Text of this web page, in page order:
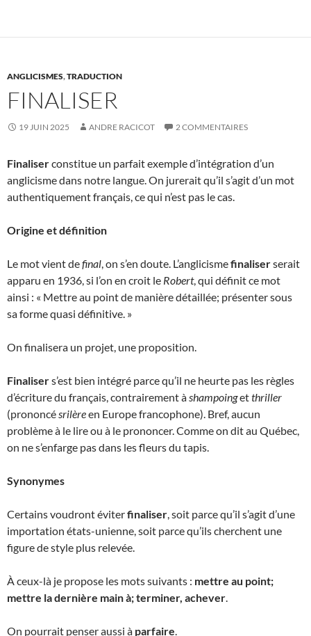
ANGLICISMES,TRADUCTION
FINALISER
19 JUIN 2025 ANDRE RACICOT 2 COMMENTAIRES
Finaliserconstitue un parfait exemple d’intégration d’un
anglicisme dans notre langue. On jurerait qu’il s’agit d’un mot
authentiquement français, ce qui n’est pas le cas.
Origine et définition
Le mot vient definal, on s’en doute. L’anglicismefinaliserserait
apparu en 1936, si l’on en croit le Robert, qui définit ce mot
ainsi : « Mettre au point de manière détaillée; présenter sous
sa forme quasi définitive. »
On finalisera un projet, une proposition.
Finalisers’est bien intégré parce qu’il ne heurte pas les règles
d’écriture du français, contrairement àshampoingetthriller
(prononcésrilèreen Europe francophone). Bref, aucun
problème à le lire ou à le prononcer. Comme on dit au Québec,
on ne s’enfarge pas dans les fleurs du tapis.
Synonymes
Certains voudront éviterfinaliser, soit parce qu’il s’agit d’une
importation états-unienne, soit parce qu’ils cherchent une
figure de style plus relevée.
À ceux-là je propose les mots suivants : mettre au point;
mettre la dernière main à; terminer, achever.
On pourrait penser aussi à parfaire.